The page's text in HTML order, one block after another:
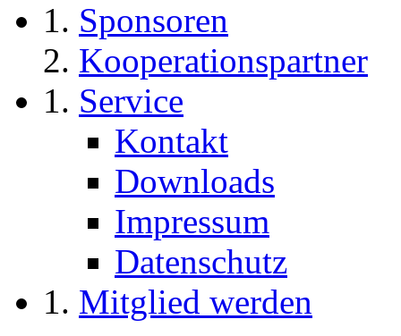
Sponsoren
Kooperationspartner
Service
Kontakt
Downloads
Impressum
Datenschutz
Mitglied werden